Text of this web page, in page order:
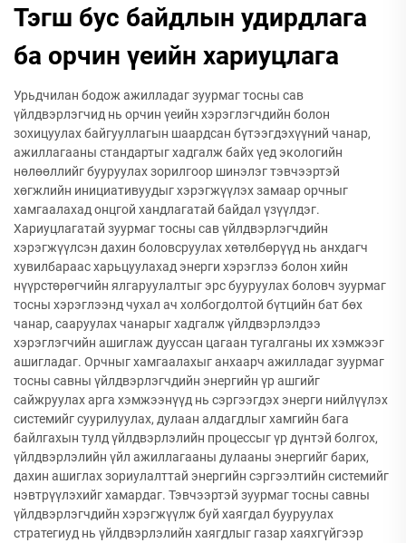
Тэгш бус байдлын удирдлага
ба орчин үеийн хариуцлага
Урьдчилан бодож ажилладаг зуурмаг тосны сав
үйлдвэрлэгчид нь орчин үеийн хэрэглэгчдийн болон
зохицуулах байгууллагын шаардсан бүтээгдэхүүний чанар,
ажиллагааны стандартыг хадгалж байх үед экологийн
нөлөөллийг бууруулах зорилгоор шинэлэг тэвчээртэй
хөгжлийн инициативуудыг хэрэгжүүлэх замаар орчныг
хамгаалахад онцгой хандлагатай байдал үзүүлдэг.
Хариуцлагатай зуурмаг тосны сав үйлдвэрлэгчдийн
хэрэгжүүлсэн дахин боловсруулах хөтөлбөрүүд нь анхдагч
хувилбараас харьцуулахад энерги хэрэглээ болон хийн
нүүрстөрөгчийн ялгаруулалтыг эрс бууруулах боловч зуурмаг
тосны хэрэглээнд чухал ач холбогдолтой бүтцийн бат бөх
чанар, сааруулах чанарыг хадгалж үйлдвэрлэлдээ
хэрэглэгчийн ашиглаж дууссан цагаан тугалганы их хэмжээг
ашигладаг. Орчныг хамгаалахыг анхаарч ажилладаг зуурмаг
тосны савны үйлдвэрлэгчдийн энергийн үр ашгийг
сайжруулах арга хэмжээнүүд нь сэргээгдэх энерги нийлүүлэх
системийг суурилуулах, дулаан алдагдлыг хамгийн бага
байлгахын тулд үйлдвэрлэлийн процессыг үр дүнтэй болгох,
үйлдвэрлэлийн үйл ажиллагааны дулааны энергийг барих,
дахин ашиглах зориулалттай энергийн сэргээлтийн системийг
нэвтрүүлэхийг хамардаг. Тэвчээртэй зуурмаг тосны савны
үйлдвэрлэгчдийн хэрэгжүүлж буй хаягдал бууруулах
стратегиуд нь үйлдвэрлэлийн хаягдлыг газар хаяхгүйгээр